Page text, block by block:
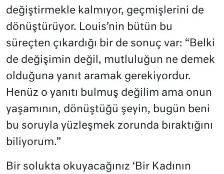
değiştirmekle kalmıyor, geçmişlerini de
dönüştürüyor. Louis’nin bütün bu
süreçten çıkardığı bir de sonuç var: “Belki
de değişimin değil, mutluluğun ne demek
olduğuna yanıt aramak gerekiyordur.
Henüz o yanıtı bulmuş değilim ama onun
yaşamının, dönüştüğü şeyin, bugün beni
bu soruyla yüzleşmek zorunda bıraktığını
biliyorum.”
Bir solukta okuyacağınız ‘Bir Kadının